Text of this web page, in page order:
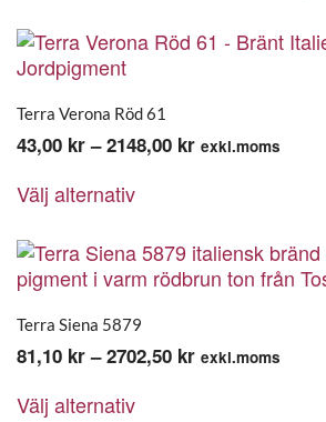
Terra Verona Röd 61
43,00 kr – 2148,00 krPrisintervall:
exkl.moms
Välj alternativhär
har
flera
De
olika
alternativen
kan
Terra Siena 5879
81,10 kr – 2702,50 krPrisintervall:
exkl.moms
Välj alternativhär